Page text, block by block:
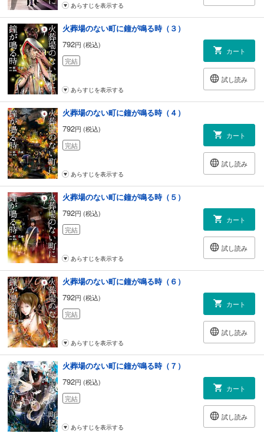
あらすじを表示する
火葬場のない町に鐘が鳴る時（３）
792円 (税込)
完結
カート
試し読み
あらすじを表示する
火葬場のない町に鐘が鳴る時（４）
792円 (税込)
完結
カート
試し読み
あらすじを表示する
火葬場のない町に鐘が鳴る時（５）
792円 (税込)
完結
カート
試し読み
あらすじを表示する
火葬場のない町に鐘が鳴る時（６）
792円 (税込)
完結
カート
試し読み
あらすじを表示する
火葬場のない町に鐘が鳴る時（７）
792円 (税込)
完結
カート
試し読み
あらすじを表示する